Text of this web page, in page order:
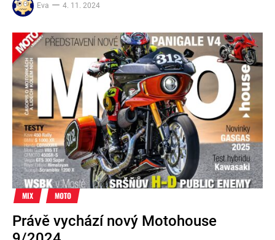
Eva 4. 11. 2024
MIX MOTO
Právě vychází nový Motohouse